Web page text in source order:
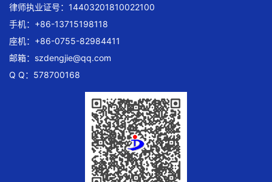
律师执业证号：14403201810022100
手机：+86-13715198118
座机：+86-0755-82984411
邮箱： szdengjie@qq.com
Q Q：578700168